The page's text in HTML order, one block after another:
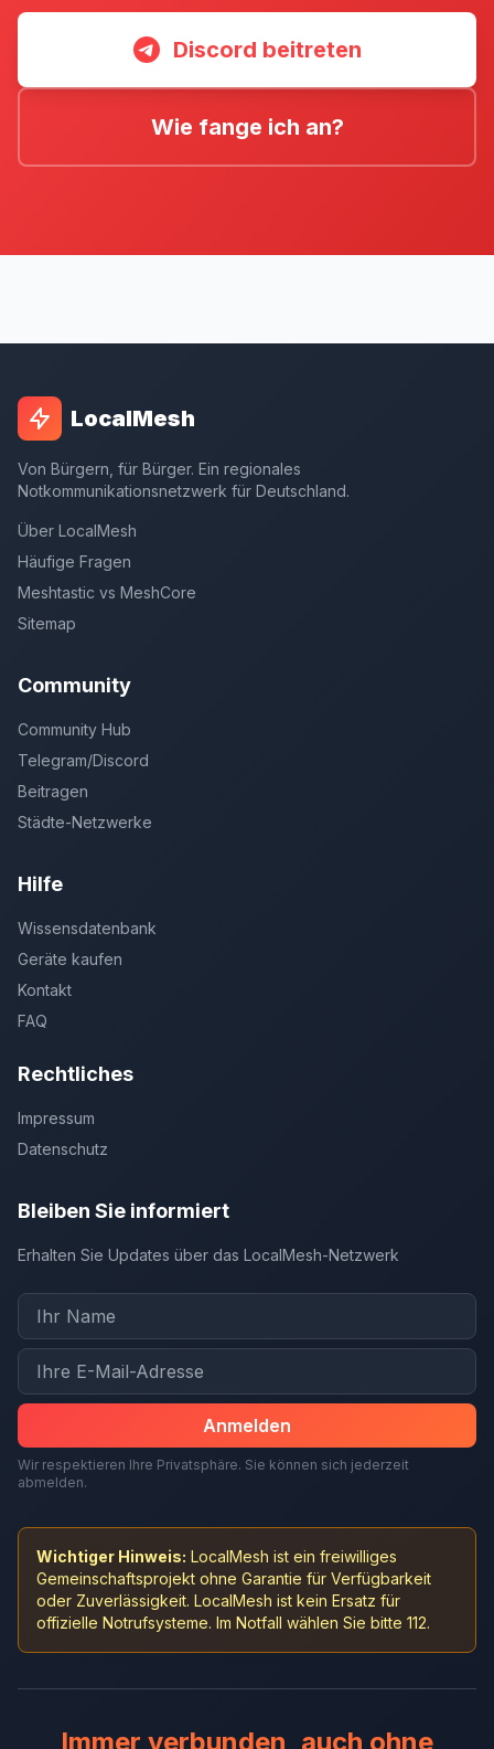
Discord beitreten
Wie fange ich an?
LocalMesh
Von Bürgern, für Bürger. Ein regionales
Notkommunikationsnetzwerk für Deutschland.
Über LocalMesh
Häufige Fragen
Meshtastic vs MeshCore
Sitemap
Community
Community Hub
Telegram/Discord
Beitragen
Städte-Netzwerke
Hilfe
Wissensdatenbank
Geräte kaufen
Kontakt
FAQ
Rechtliches
Impressum
Datenschutz
Bleiben Sie informiert
Erhalten Sie Updates über das LocalMesh-Netzwerk
Anmelden
Wir respektieren Ihre Privatsphäre. Sie können sich jederzeit
abmelden.
Wichtiger Hinweis: LocalMesh ist ein freiwilliges
Gemeinschaftsprojekt ohne Garantie für Verfügbarkeit
oder Zuverlässigkeit. LocalMesh ist kein Ersatz für
offizielle Notrufsysteme. Im Notfall wählen Sie bitte 112.
Immer verbunden, auch ohne